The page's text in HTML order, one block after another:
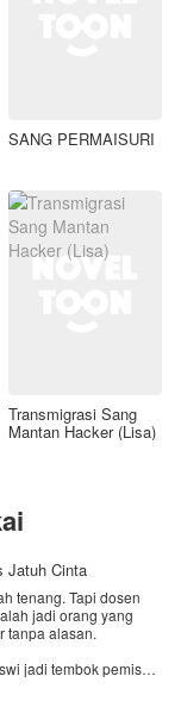
SANG PERMAISURI
Transmigrasi Sang
Mantan Hacker (Lisa)
Jatuh Cinta
tenang. Tapi dosen
jadi orang yang
tanpa alasan.
jadi tembok pemisah.